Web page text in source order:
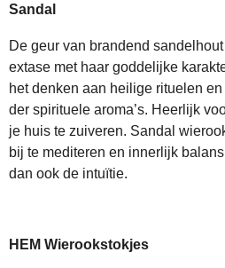
Sandal
De geur van brandend
extase met haar goddelijke
het denken aan heilige rituelen
der spirituele aroma’s. Heerlijk
je huis te zuiveren. Sandal
bij te mediteren en innerlijk
dan ook de intuïtie.
HEM Wierookstokjes